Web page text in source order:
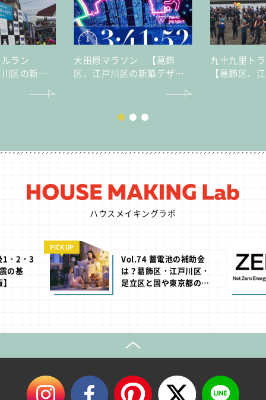
ルラン
区の新築
大田原マラソン 【葛飾
区、江戸川区の新築デザイ
九十九里ト
【葛飾区、
ハウスメイキングラボ
1・2・3
の基
PICK UP
Vol.74 蓄電池の補助金
は？葛飾区・江戸川区・
足立区と国や東京都の助